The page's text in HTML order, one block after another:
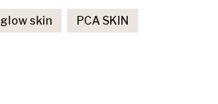
glow skin PCA SKIN